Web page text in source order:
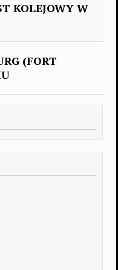
KOLEJOWY W
(FORT